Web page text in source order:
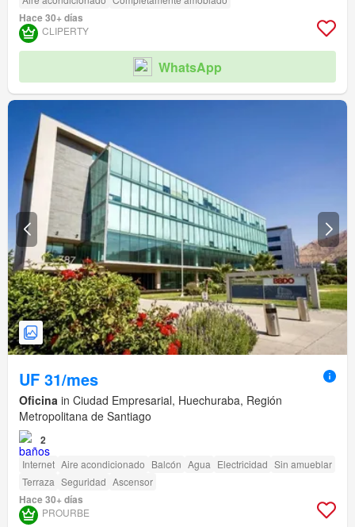
Hace 30+ días
CLIPERTY
WhatsApp
UF 31/mes
Oficina in Ciudad Empresarial, Huechuraba, Región
Metropolitana de Santiago
2
Internet Aire acondicionado Balcón Agua Electricidad Sin amueblar
Terraza Seguridad Ascensor
Hace 30+ días
PROURBE